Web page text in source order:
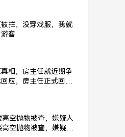
好并未离世
拦，没穿戏服，我就
客
相，房主任就近期争
应，房主任正式回应
空抛物被查，嫌疑人
空抛物被查，嫌疑人